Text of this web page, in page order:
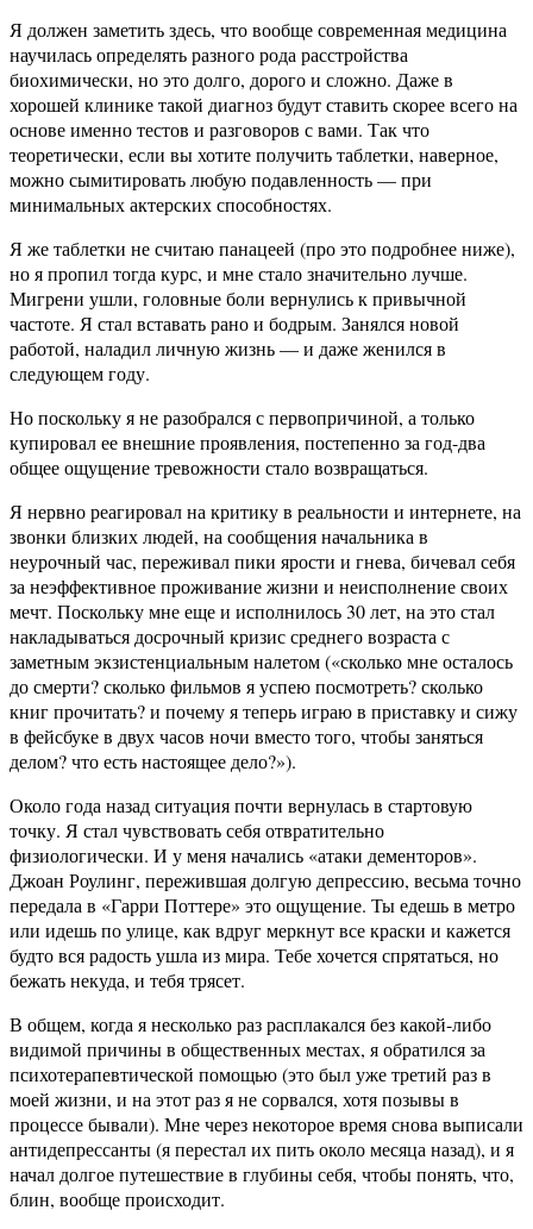
Я должен заметить здесь, что вообще современная медицина
научилась определять разного рода расстройства
биохимически, но это долго, дорого и сложно. Даже в
хорошей клинике такой диагноз будут ставить скорее всего на
основе именно тестов и разговоров с вами. Так что
теоретически, если вы хотите получить таблетки, наверное,
можно сымитировать любую подавленность — при
минимальных актерских способностях.
Я же таблетки не считаю панацеей (про это подробнее ниже),
но я пропил тогда курс, и мне стало значительно лучше.
Мигрени ушли, головные боли вернулись к привычной
частоте. Я стал вставать рано и бодрым. Занялся новой
работой, наладил личную жизнь — и даже женился в
следующем году.
Но поскольку я не разобрался с первопричиной, а только
купировал ее внешние проявления, постепенно за год-два
общее ощущение тревожности стало возвращаться.
Я нервно реагировал на критику в реальности и интернете, на
звонки близких людей, на сообщения начальника в
неурочный час, переживал пики ярости и гнева, бичевал себя
за неэффективное проживание жизни и неисполнение своих
мечт. Поскольку мне еще и исполнилось 30 лет, на это стал
накладываться досрочный кризис среднего возраста с
заметным экзистенциальным налетом («сколько мне осталось
до смерти? сколько фильмов я успею посмотреть? сколько
книг прочитать? и почему я теперь играю в приставку и сижу
в фейсбуке в двух часов ночи вместо того, чтобы заняться
делом? что есть настоящее дело?»).
Около года назад ситуация почти вернулась в стартовую
точку. Я стал чувствовать себя отвратительно
физиологически. И у меня начались «атаки дементоров».
Джоан Роулинг, пережившая долгую депрессию, весьма точно
передала в «Гарри Поттере» это ощущение. Ты едешь в метро
или идешь по улице, как вдруг меркнут все краски и кажется
будто вся радость ушла из мира. Тебе хочется спрятаться, но
бежать некуда, и тебя трясет.
В общем, когда я несколько раз расплакался без какой-либо
видимой причины в общественных местах, я обратился за
психотерапевтической помощью (это был уже третий раз в
моей жизни, и на этот раз я не сорвался, хотя позывы в
процессе бывали). Мне через некоторое время снова выписали
антидепрессанты (я перестал их пить около месяца назад), и я
начал долгое путешествие в глубины себя, чтобы понять, что,
блин, вообще происходит.